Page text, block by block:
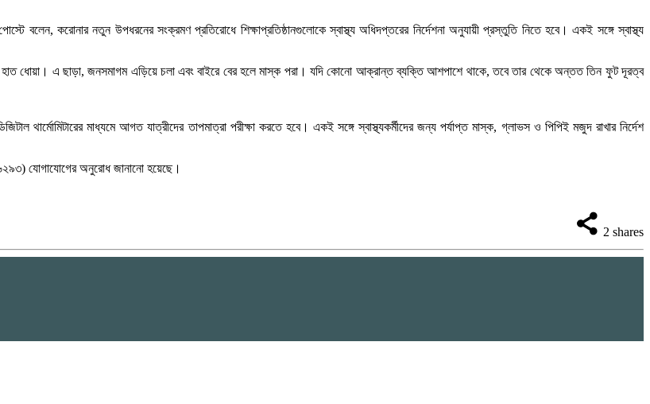
বলেন, করোনার নতুন উপধরনের সংক্রমণ প্রতিরোধে শিক্ষাপ্রতিষ্ঠানগুলোকে স্বাস্থ্য অধিদপ্তরের নির্দেশনা অনুযায়ী প্রস্তুতি নিতে হবে। একই সঙ্গে স্বাস্থ্য
হাত ধোয়া। এ ছাড়া, জনসমাগম এড়িয়ে চলা এবং বাইরে বের হলে মাস্ক পরা। যদি কোনো আক্রান্ত ব্যক্তি আশপাশে থাকে, তবে তার থেকে অন্তত তিন ফুট দূরত্ব
থার্মোমিটারের মাধ্যমে আগত যাত্রীদের তাপমাত্রা পরীক্ষা করতে হবে। একই সঙ্গে স্বাস্থ্যকর্মীদের জন্য পর্যাপ্ত মাস্ক, গ্লাভস ও পিপিই মজুদ রাখার নির্দেশ
যোগাযোগের অনুরোধ জানানো হয়েছে।
2 shares